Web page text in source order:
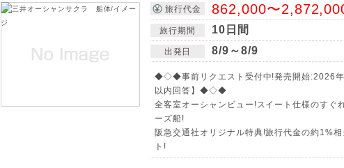
旅行代金 862,000〜
旅行期間 10日間
出発日 8/9～8/9
◆◇◆事前リクエスト受付中!発売開始:2026
以内回答】◆◇◆
全客室オーシャンビュー!スイート仕様のすぐ
ーズ船!
阪急交通社オリジナル特典!旅行代金の約1%
ト!